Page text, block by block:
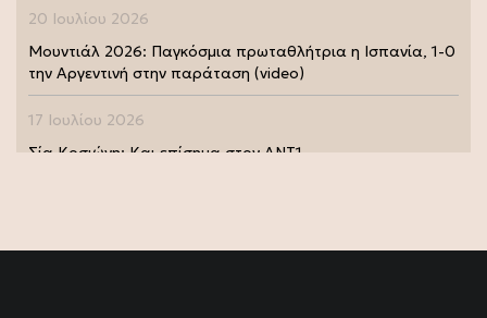
20 Ιουλίου 2026
Μουντιάλ 2026: Παγκόσμια πρωταθλήτρια η Ισπανία, 1-0
την Αργεντινή στην παράταση (video)
17 Ιουλίου 2026
Σία Κοσιώνη: Και επίσημα στον ΑΝΤ1
της Μάρως Κοντού (photo)